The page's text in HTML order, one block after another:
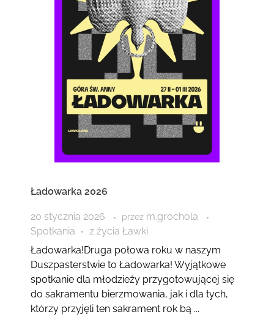
Ładowarka 2026
20 stycznia 2026 przez m.grochola
Spotkania
z życia Ławki
Ładowarka!Druga połowa roku w naszym
Duszpasterstwie to Ładowarka! Wyjątkowe
spotkanie dla młodzieży przygotowującej się
do sakramentu bierzmowania, jak i dla tych,
którzy przyjęli ten sakrament rok bą ...